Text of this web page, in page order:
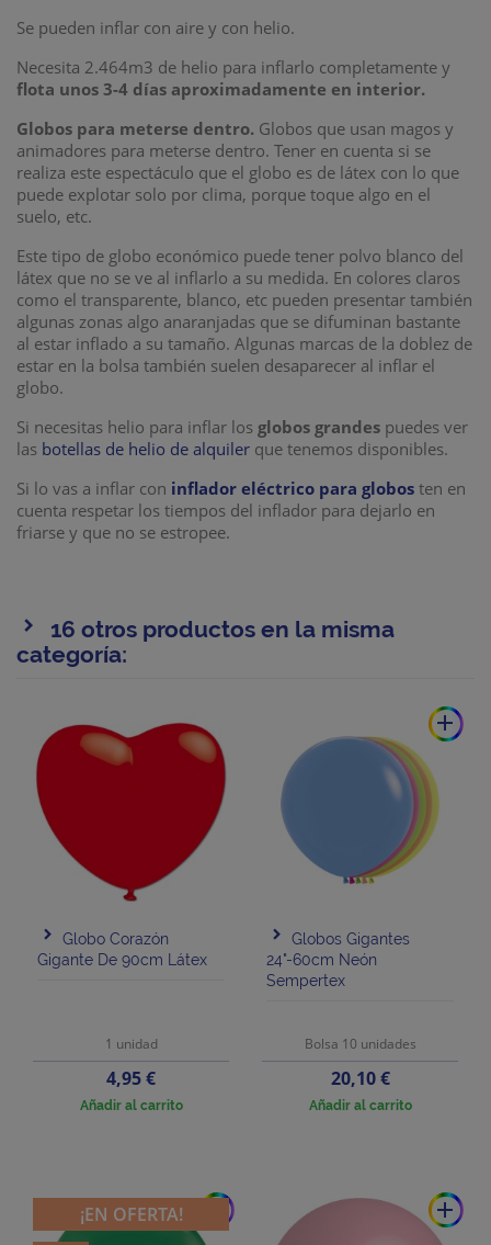
Se pueden inflar con aire y con helio.
Necesita 2.464m3 de helio para inflarlo completamente y
flota unos 3-4 días aproximadamente en interior.
Globos para meterse dentro. Globos que usan magos y
animadores para meterse dentro. Tener en cuenta si se
realiza este espectáculo que el globo es de látex con lo que
puede explotar solo por clima, porque toque algo en el
suelo, etc.
Este tipo de globo económico puede tener polvo blanco del
látex que no se ve al inflarlo a su medida. En colores claros
como el transparente, blanco, etc pueden presentar también
algunas zonas algo anaranjadas que se difuminan bastante
al estar inflado a su tamaño. Algunas marcas de la doblez de
estar en la bolsa también suelen desaparecer al inflar el
globo.
Si necesitas helio para inflar los globos grandes puedes ver
las botellas de helio de alquiler que tenemos disponibles.
Si lo vas a inflar con inflador eléctrico para globos ten en
cuenta respetar los tiempos del inflador para dejarlo en
friarse y que no se estropee.
16 otros productos en la misma
categoría:
Globo Corazón
Gigante De 90cm Látex
1 unidad
Precio
4,95 €
Añadir al carrito
add
Globos Gigantes
24"-60cm Neón
Sempertex
Bolsa 10 unidades
Precio
20,10 €
Añadir al carrito
add
¡EN OFERTA!
add